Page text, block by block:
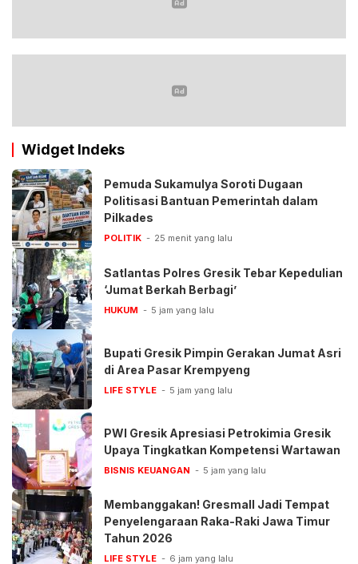
Widget Indeks
Pemuda Sukamulya Soroti Dugaan
Politisasi Bantuan Pemerintah dalam
Pilkades
POLITIK 25 menit yang lalu
Satlantas Polres Gresik Tebar Kepedulian
‘Jumat Berkah Berbagi’
HUKUM 5 jam yang lalu
Bupati Gresik Pimpin Gerakan Jumat Asri
di Area Pasar Krempyeng
LIFE STYLE 5 jam yang lalu
PWI Gresik Apresiasi Petrokimia Gresik
Upaya Tingkatkan Kompetensi Wartawan
BISNIS KEUANGAN 5 jam yang lalu
Membanggakan! Gresmall Jadi Tempat
Penyelengaraan Raka-Raki Jawa Timur
Tahun 2026
LIFE STYLE 6 jam yang lalu